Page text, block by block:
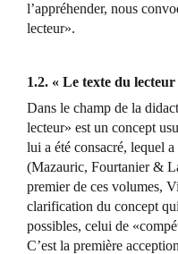
l’appréhender, nous
lecteur».
1.2. « Le texte du lecteur
Dans le champ de la
lecteur» est un concept
lui a été consacré, lequel
(Mazauric, Fourtanier &
premier de ces volumes,
clarification du concept
possibles, celui de
C’est la première